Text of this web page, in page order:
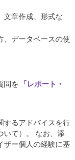
文章作成、形式な
、データベースの使
問を
「レポート・
するアドバイスを行
いて）。 なお、添
ザー個人の経験に基